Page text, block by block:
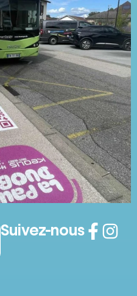
Suivez-nous